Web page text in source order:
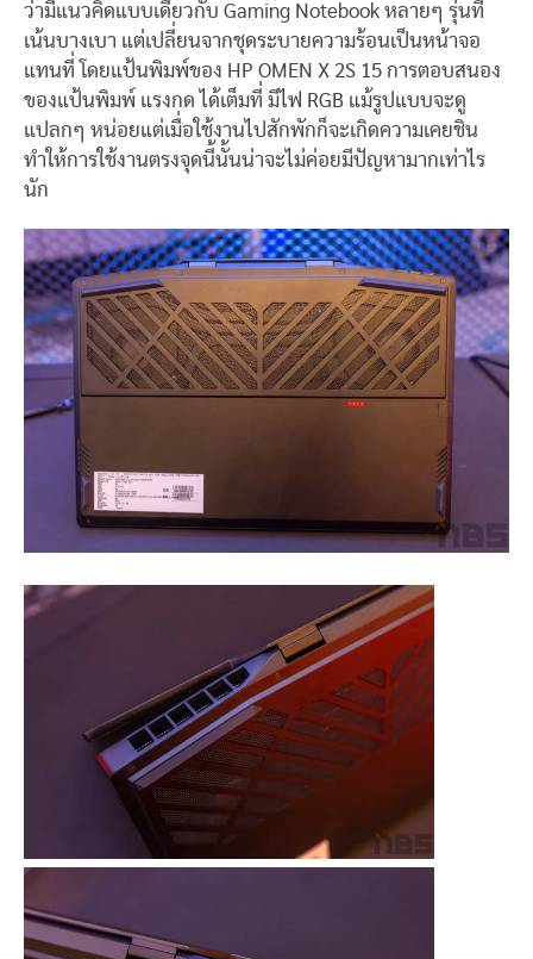
ว่ามีแนวคิดแบบเดียวกับ Gaming Notebook หลายๆ รุ่นที่
เน้นบางเบา แต่เปลี่ยนจากชุดระบายความร้อนเป็นหน้าจอ
แทนที่ โดยแป้นพิมพ์ของ HP OMEN X 2S 15 การตอบสนอง
ของแป้นพิมพ์ แรงกด ได้เต็มที่ มีไฟ RGB แม้รูปแบบจะดู
แปลกๆ หน่อยแต่เมื่อใช้งานไปสักพักก็จะเกิดความเคยชิน
ทำให้การใช้งานตรงจุดนี้นั้นน่าจะไม่ค่อยมีปัญหามากเท่าไร
นัก